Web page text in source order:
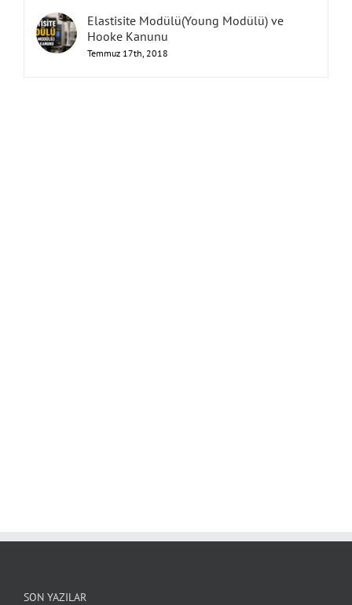
Elastisite Modülü(Young Modülü) ve
Hooke Kanunu
Temmuz 17th, 2018
SON YAZILAR